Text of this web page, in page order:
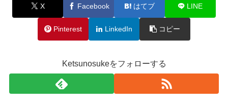
X Facebook はてブ LINE
Pinterest LinkedIn コピー
Ketsunosukeをフォローする